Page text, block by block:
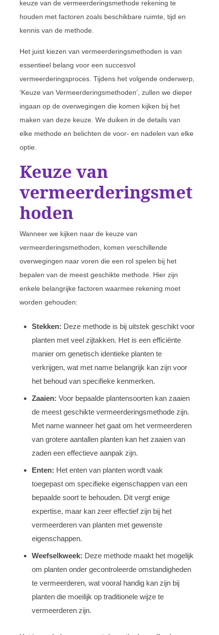
keuze van de vermeerderingsmethode rekening te
houden met factoren zoals beschikbare ruimte, tijd en
kennis van de methode.
Het juist kiezen van vermeerderingsmethoden is van
essentieel belang voor een succesvol
vermeerderingsproces. Tijdens het volgende onderwerp,
‘Keuze van Vermeerderingsmethoden’, zullen we dieper
ingaan op de overwegingen die komen kijken bij het
maken van deze keuze. We duiken in de details van
elke methode en belichten de voor- en nadelen van elke
optie.
Keuze van
vermeerderingsmet
hoden
Wanneer we kijken naar de keuze van
vermeerderingsmethoden, komen verschillende
overwegingen naar voren die een rol spelen bij het
bepalen van de meest geschikte methode. Hier zijn
enkele belangrijke factoren waarmee rekening moet
worden gehouden:
Stekken: Deze methode is bij uitstek geschikt voor
planten met veel zijtakken. Het is een efficiënte
manier om genetisch identieke planten te
verkrijgen, wat met name belangrijk kan zijn voor
het behoud van specifieke kenmerken.
Zaaien: Voor bepaalde plantensoorten kan zaaien
de meest geschikte vermeerderingsmethode zijn.
Met name wanneer het gaat om het vermeerderen
van grotere aantallen planten kan het zaaien van
zaden een effectieve aanpak zijn.
Enten: Het enten van planten wordt vaak
toegepast om specifieke eigenschappen van een
bepaalde soort te behouden. Dit vergt enige
expertise, maar kan zeer effectief zijn bij het
vermeerderen van planten met gewenste
eigenschappen.
Weefselkweek: Deze methode maakt het mogelijk
om planten onder gecontroleerde omstandigheden
te vermeerderen, wat vooral handig kan zijn bij
planten die moeilijk op traditionele wijze te
vermeerderen zijn.